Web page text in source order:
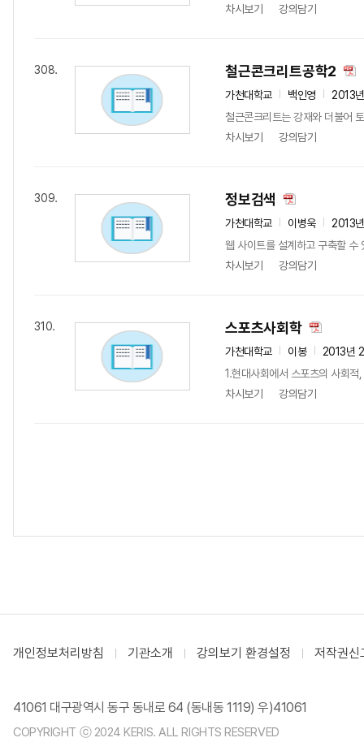
차시보기
강의담기
308. 철근콘크리트공학2
가천대학교 백인영
2013
철근콘크리트는 강재와 더불어
차시보기
강의담기
309. 정보검색
가천대학교 이병욱
2013
웹 사이트를 설계하고 구축할 수
차시보기
강의담기
310. 스포츠사회학
가천대학교 이봉
2013년
1.현대사회에서 스포츠의 사회
차시보기
강의담기
개인정보처리방침 기관소개 강의보기 환경설정 저작권신
41061 대구광역시 동구 동내로 64 (동내동 1119) 우)41061
COPYRIGHT ⓒ 2024 KERIS. ALL RIGHTS RESERVED